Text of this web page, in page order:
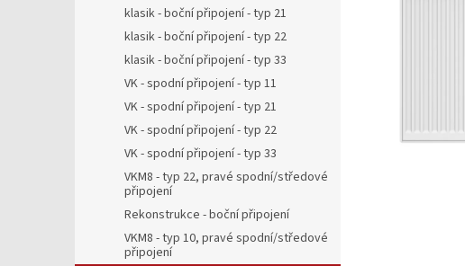
klasik - boční připojení - typ 21
klasik - boční připojení - typ 22
klasik - boční připojení - typ 33
VK - spodní připojení - typ 11
VK - spodní připojení - typ 21
VK - spodní připojení - typ 22
VK - spodní připojení - typ 33
VKM8 - typ 22, pravé spodní/středové
připojení
Rekonstrukce - boční připojení
VKM8 - typ 10, pravé spodní/středové
připojení